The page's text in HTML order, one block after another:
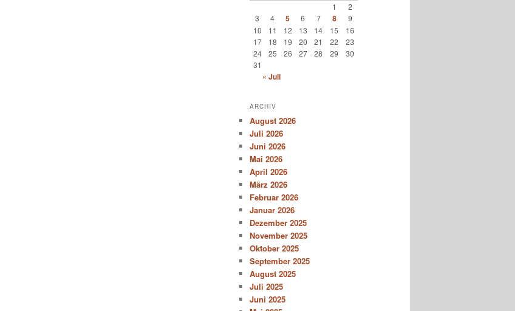
1
2
3
4 5 6 7 8
9
10
11 12 13 14 15
16
17
18 19 20 21 22
23
24
25 26 27 28 29
30
31
« Juli
ARCHIV
August 2026
Juli 2026
Juni 2026
Mai 2026
April 2026
März 2026
Februar 2026
Januar 2026
Dezember 2025
November 2025
Oktober 2025
September 2025
August 2025
Juli 2025
Juni 2025